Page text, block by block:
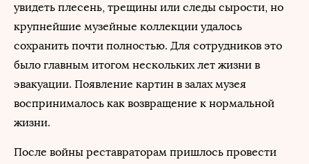
увидеть плесень, трещины или следы сырости, но
крупнейшие музейные коллекции удалось
сохранить почти полностью. Для сотрудников это
было главным итогом нескольких лет жизни в
эвакуации. Появление картин в залах музея
воспринималось как возвращение к нормальной
жизни.
После войны реставраторам пришлось провести